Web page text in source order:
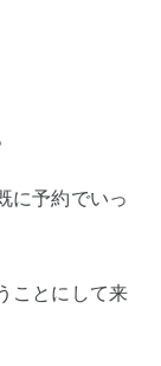
に予約でいっ
ことにして来